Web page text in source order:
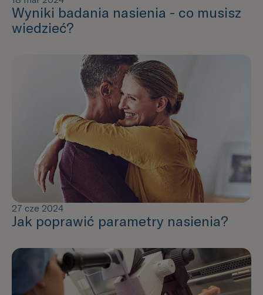
Wyniki badania nasienia - co musisz
wiedzieć?
27 cze 2024
Jak poprawić parametry nasienia?